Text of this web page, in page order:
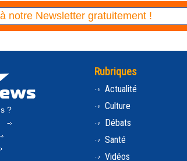
?
Rubriques
Actualité
Culture
Débats
Santé
Vidéos